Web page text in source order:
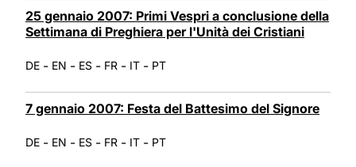
25 gennaio 2007: Primi Vespri a conclusione della
Settimana di Preghiera per l'Unità dei Cristiani
DE - EN - ES - FR - IT - PT
7 gennaio 2007: Festa del Battesimo del Signore
DE - EN - ES - FR - IT - PT